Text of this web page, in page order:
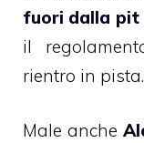
fuori dalla pit
il
rientro in pista.
Male anche